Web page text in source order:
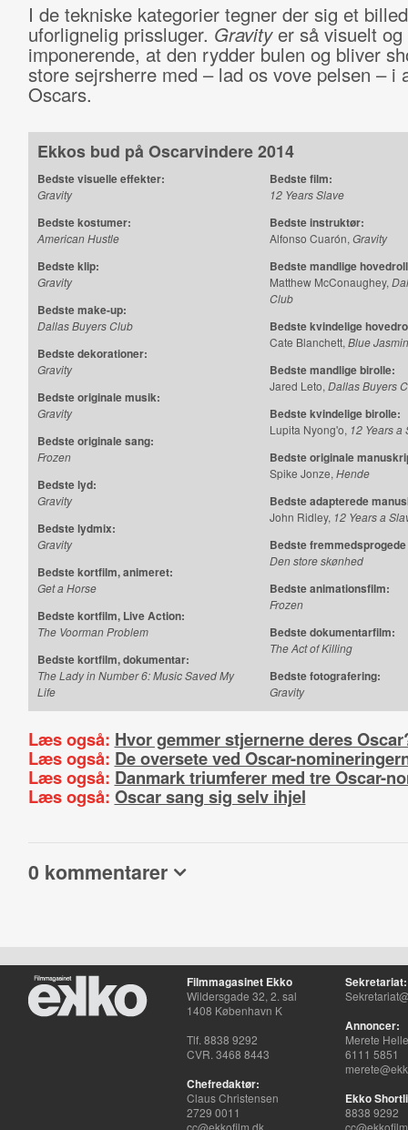
I de tekniske kategorier tegner der sig et
uforlignelig prissluger. Gravityer så visuelt
imponerende, at den rydder bulen og bliver
store sejrsherre med – lad os vove pelsen – i
Oscars.
Ekkos bud på Oscarvindere 2014
Bedste visuelle effekter:
Gravity
Bedste kostumer:
American Hustle
Bedste klip:
Gravity
Bedste make-up:
Dallas Buyers Club
Bedste dekorationer:
Gravity
Bedste originale musik:
Gravity
Bedste originale sang:
Frozen
Bedste lyd:
Gravity
Bedste lydmix:
Gravity
Bedste kortfilm, animeret:
Get a Horse
Bedste kortfilm, Live Action:
The Voorman Problem
Bedste kortfilm, dokumentar:
The Lady in Number 6: Music Saved My
Life
Bedste film:
12 Years Slave
Bedste instruktør:
Alfonso Cuarón,Gravity
Bedste mandlige
Matthew McConaughey,
Club
Bedste kvindelige
Cate Blanchett,Blue
Bedste mandlige birolle:
Jared Leto,Dallas Buyers
Bedste kvindelige birolle:
Lupita Nyong'o, 12 Years a
Bedste originale
Spike Jonze,Hende
Bedste adapterede
John Ridley, 12 Years a
Bedste
Den store skønhed
Bedste animationsfilm:
Frozen
Bedste dokumentarfilm:
The Act of Killing
Bedste fotografering:
Gravity
Læs også: Hvor gemmer stjernerne deres
Læs også: De oversete ved Oscar-
Læs også: Danmark triumferer med tre Oscar-
Læs også: Oscar sang sig selv ihjel
0 kommentarer
Filmmagasinet Ekko
Wildersgade 32, 2. sal
1408 København K
Tlf. 8838 9292
CVR. 3468 8443
Chefredaktør:
Claus Christensen
2729 0011
cc@ekkofilm.dk
Sekretariat:
Annoncer:
Merete
6111 5851
Ekko
8838 9292